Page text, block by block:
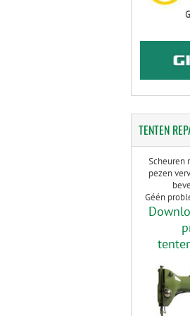
TENTEN
Scheuren
pezen
Géén